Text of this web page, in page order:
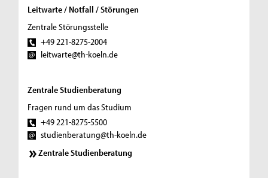
Leitwarte / Notfall / Störungen
Zentrale Störungsstelle
+49 221-8275-2004
leitwarte@th-koeln.de
Zentrale Studienberatung
Fragen rund um das Studium
+49 221-8275-5500
studienberatung@th-koeln.de
Zentrale Studienberatung